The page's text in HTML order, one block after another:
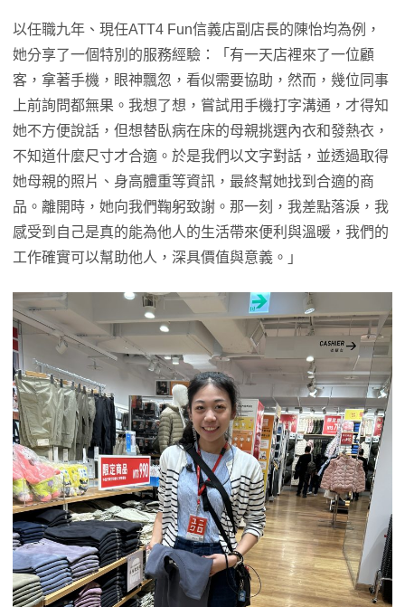
以任職九年、現任ATT4 Fun信義店副店長的陳怡均為例，
她分享了一個特別的服務經驗：「有一天店裡來了一位顧
客，拿著手機，眼神飄忽，看似需要協助，然而，幾位同事
上前詢問都無果。我想了想，嘗試用手機打字溝通，才得知
她不方便說話，但想替臥病在床的母親挑選內衣和發熱衣，
不知道什麼尺寸才合適。於是我們以文字對話，並透過取得
她母親的照片、身高體重等資訊，最終幫她找到合適的商
品。離開時，她向我們鞠躬致謝。那一刻，我差點落淚，我
感受到自己是真的能為他人的生活帶來便利與溫暖，我們的
工作確實可以幫助他人，深具價值與意義。」